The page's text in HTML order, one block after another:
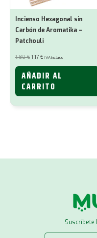
Incienso Hexagonal sin
Carbón de Aromatika –
Patchouli
1,80€ El
precio
original
1,80 €.
1,17 €El
actual
1,17 €.
IVA incluido
AÑADIR AL
CARRITO
Suscríbete